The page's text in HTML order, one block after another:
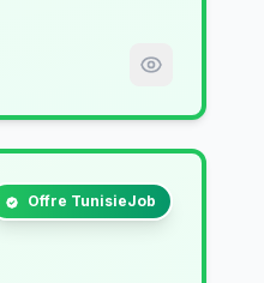
Offre TunisieJob